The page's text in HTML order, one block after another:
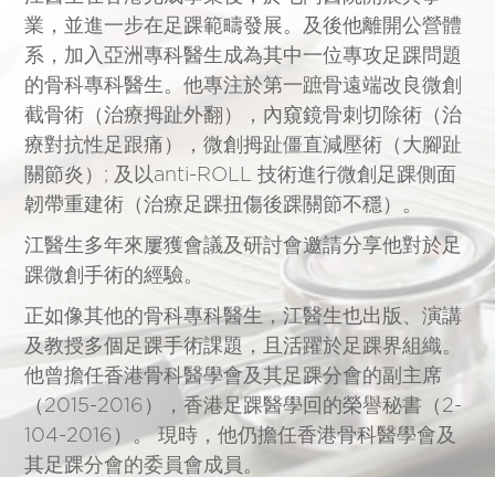
業，並進一步在足踝範疇發展。及後他離開公營體
系，加入亞洲專科醫生成為其中一位專攻足踝問題
的骨科專科醫生。他專注於第一蹠骨遠端改良微創
截骨術（治療拇趾外翻），內窺鏡骨刺切除術（治
療對抗性足跟痛），微創拇趾僵直減壓術（大腳趾
關節炎）; 及以anti-ROLL 技術進行微創足踝側面
韌帶重建術（治療足踝扭傷後踝關節不穩）。
江醫生多年來屢獲會議及研討會邀請分享他對於足
踝微創手術的經驗。
正如像其他的骨科專科醫生，江醫生也出版、演講
及教授多個足踝手術課題，且活躍於足踝界組織。
他曾擔任香港骨科醫學會及其足踝分會的副主席
（2015-2016），香港足踝醫學回的榮譽秘書（2-
104-2016）。 現時，他仍擔任香港骨科醫學會及
其足踝分會的委員會成員。